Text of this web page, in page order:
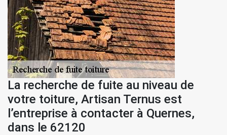
La recherche de fuite au niveau de
votre toiture, Artisan Ternus est
l’entreprise à contacter à Quernes,
dans le 62120